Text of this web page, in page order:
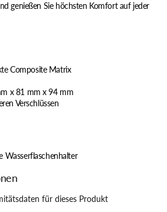
genießen Sie höchsten Komfort auf jeder
Composite Matrix
x 81 mm x 94 mm
Verschlüssen
Wasserflaschenhalter
für dieses Produkt